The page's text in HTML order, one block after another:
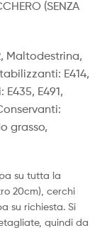
(SENZA
Maltodestrina,
E414,
E491,
grasso,
su tutta la
20cm), cerchi
su richiesta. Si
quindi da